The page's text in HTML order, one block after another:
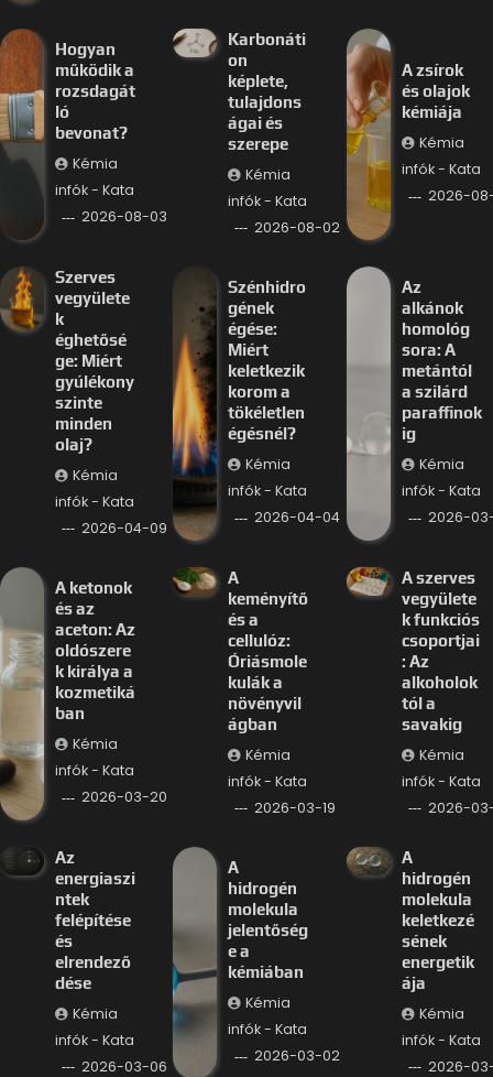
Hogyan
működik a
rozsdagát
ló
bevonat?
Kémia
infók - Kata
2026-08-03
Karbonáti
on
képlete,
tulajdons
ágai és
szerepe
Kémia
infók - Kata
2026-08-02
A zsírok
és olajok
kémiája
Kémia
infók - Kata
2026-
Szerves
vegyülete
k
éghetősé
ge: Miért
gyúlékony
szinte
minden
olaj?
Kémia
infók - Kata
2026-04-09
Szénhidro
gének
égése:
Miért
keletkezik
korom a
tökéletlen
égésnél?
Kémia
infók - Kata
2026-04-04
Az
alkánok
homológ
sora: A
metántól
a szilárd
paraffinok
ig
Kémia
infók - Kata
2026-
A ketonok
és az
aceton: Az
oldószere
k királya a
kozmetiká
ban
Kémia
infók - Kata
2026-03-20
A
keményítő
és a
cellulóz:
Óriásmole
kulák a
növényvil
ágban
Kémia
infók - Kata
2026-03-19
A szerves
vegyülete
k funkciós
csoportjai
: Az
alkoholok
tól a
savakig
Kémia
infók - Kata
2026-
Az
energiaszi
ntek
felépítése
és
elrendező
dése
Kémia
infók - Kata
2026-03-06
A
hidrogén
molekula
jelentőség
e a
kémiában
Kémia
infók - Kata
2026-03-02
A
hidrogén
molekula
keletkezé
sének
energetik
ája
Kémia
infók - Kata
2026-